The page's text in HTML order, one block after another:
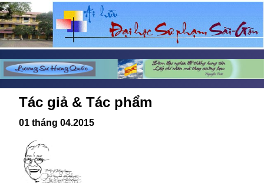
Tác giả & Tác phẩm
01 tháng 04.2015